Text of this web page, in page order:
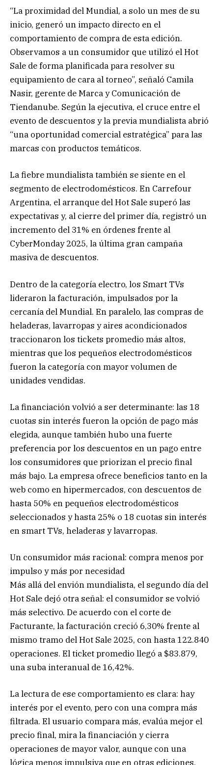
“La proximidad del Mundial, a solo un mes de su
inicio, generó un impacto directo en el
comportamiento de compra de esta edición.
Observamos a un consumidor que utilizó el Hot
Sale de forma planificada para resolver su
equipamiento de cara al torneo”, señaló Camila
Nasir, gerente de Marca y Comunicación de
Tiendanube. Según la ejecutiva, el cruce entre el
evento de descuentos y la previa mundialista abrió
“una oportunidad comercial estratégica” para las
marcas con productos temáticos.
La fiebre mundialista también se siente en el
segmento de electrodomésticos. En Carrefour
Argentina, el arranque del Hot Sale superó las
expectativas y, al cierre del primer día, registró un
incremento del 31% en órdenes frente al
CyberMonday 2025, la última gran campaña
masiva de descuentos.
Dentro de la categoría electro, los Smart TVs
lideraron la facturación, impulsados por la
cercanía del Mundial. En paralelo, las compras de
heladeras, lavarropas y aires acondicionados
traccionaron los tickets promedio más altos,
mientras que los pequeños electrodomésticos
fueron la categoría con mayor volumen de
unidades vendidas.
La financiación volvió a ser determinante: las 18
cuotas sin interés fueron la opción de pago más
elegida, aunque también hubo una fuerte
preferencia por los descuentos en un pago entre
los consumidores que priorizan el precio final
más bajo. La empresa ofrece beneficios tanto en la
web como en hipermercados, con descuentos de
hasta 50% en pequeños electrodomésticos
seleccionados y hasta 25% o 18 cuotas sin interés
en smart TVs, heladeras y lavarropas.
Un consumidor más racional: compra menos por
impulso y más por necesidad
Más allá del envión mundialista, el segundo día del
Hot Sale dejó otra señal: el consumidor se volvió
más selectivo. De acuerdo con el corte de
Facturante, la facturación creció 6,30% frente al
mismo tramo del Hot Sale 2025, con hasta 122.840
operaciones. El ticket promedio llegó a $83.879,
una suba interanual de 16,42%.
La lectura de ese comportamiento es clara: hay
interés por el evento, pero con una compra más
filtrada. El usuario compara más, evalúa mejor el
precio final, mira la financiación y cierra
operaciones de mayor valor, aunque con una
lógica menos impulsiva que en otras ediciones.